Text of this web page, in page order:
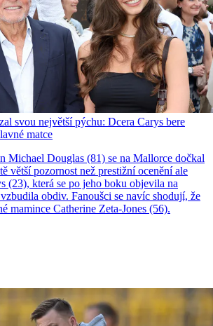
svou největší pýchu: Dcera Carys bere
matce
Michael Douglas (81) se na Mallorce dočkal
větší pozornost než prestižní ocenění ale
(23), která se po jeho boku objevila na
obdiv. Fanoušci se navíc shodují, že
mamince Catherine Zeta-Jones (56).